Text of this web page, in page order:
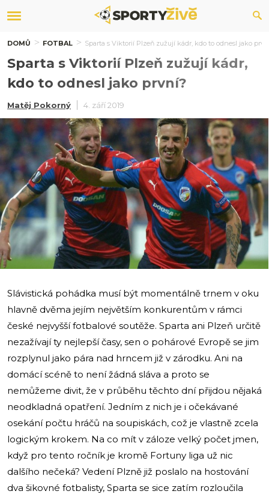
DOMŮ FOTBAL Sparta s Viktorií Plzeň zužují kádr, kdo to odnesl jako
Sparta s Viktorií Plzeň zužují kádr,
kdo to odnesl jako první?
Matěj Pokorný 4. září 2019
Slávistická pohádka musí být momentálně trnem v oku
hlavně dvěma jejím největším konkurentům v rámci
české nejvyšší fotbalové soutěže. Sparta ani Plzeň určitě
nezažívají ty nejlepší časy, sen o pohárové Evropě se jim
rozplynul jako pára nad hrncem již v zárodku. Ani na
domácí scéně to není žádná sláva a proto se
nemůžeme divit, že v průběhu těchto dní přijdou nějaká
neodkladná opatření. Jedním z nich je i očekávané
osekání počtu hráčů na soupiskách, což je vlastně zcela
logickým krokem. Na co mít v záloze velký počet jmen,
když pro tento ročník je kromě Fortuny liga už nic
dalšího nečeká? Vedení Plzně již poslalo na hostování
dva šikovné fotbalisty, Sparta se sice zatím rozloučila